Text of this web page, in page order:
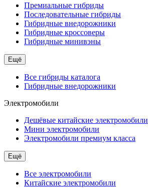
Премиальные гибриды
Последовательные гибриды
Гибридные внедорожники
Гибридные кроссоверы
Гибридные минивэны
Ещё
Все гибриды каталога
Гибридные внедорожники
Электромобили
Дешёвые китайские электромобили
Мини электромобили
Электромобили премиум класса
Ещё
Все электромобили
Китайские электромобили